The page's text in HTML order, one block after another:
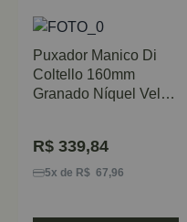
Puxador Manico Di
Coltello 160mm
Granado Níquel Velho
R$ 339,84
5x de R$ 67,96